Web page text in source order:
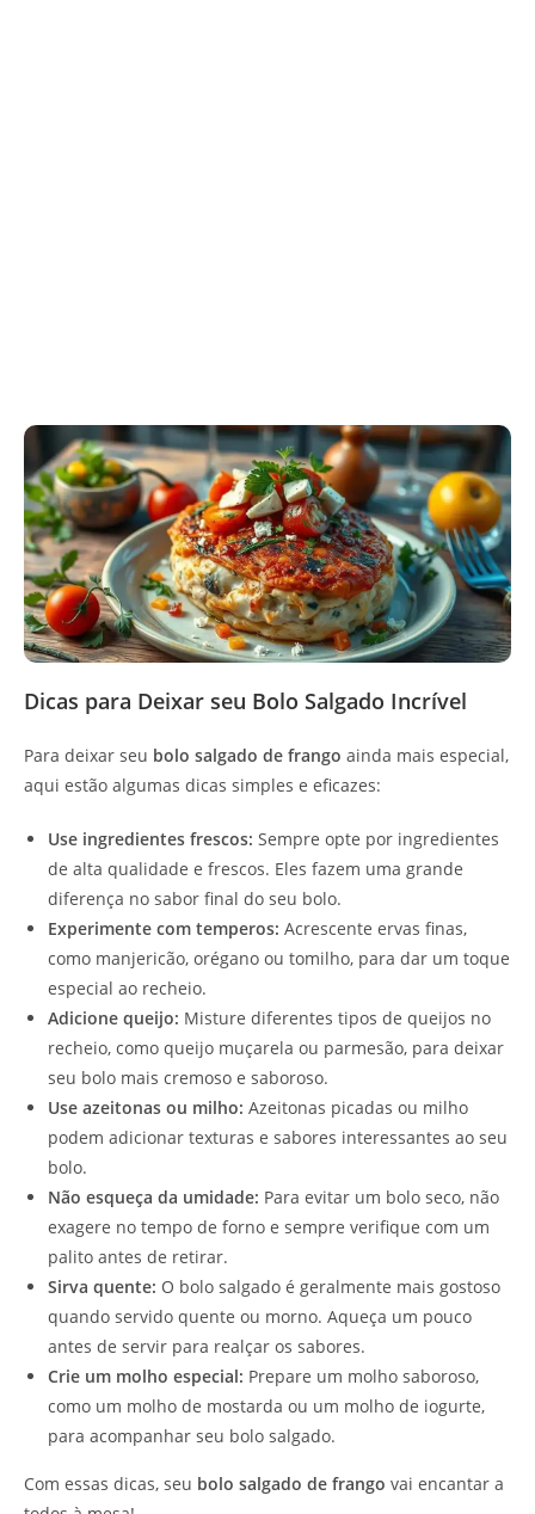
Dicas para Deixar seu Bolo Salgado Incrível
Para deixar seu bolo salgado de frango ainda mais especial,
aqui estão algumas dicas simples e eficazes:
Use ingredientes frescos: Sempre opte por ingredientes
de alta qualidade e frescos. Eles fazem uma grande
diferença no sabor final do seu bolo.
Experimente com temperos: Acrescente ervas finas,
como manjericão, orégano ou tomilho, para dar um toque
especial ao recheio.
Adicione queijo: Misture diferentes tipos de queijos no
recheio, como queijo muçarela ou parmesão, para deixar
seu bolo mais cremoso e saboroso.
Use azeitonas ou milho: Azeitonas picadas ou milho
podem adicionar texturas e sabores interessantes ao seu
bolo.
Não esqueça da umidade: Para evitar um bolo seco, não
exagere no tempo de forno e sempre verifique com um
palito antes de retirar.
Sirva quente: O bolo salgado é geralmente mais gostoso
quando servido quente ou morno. Aqueça um pouco
antes de servir para realçar os sabores.
Crie um molho especial: Prepare um molho saboroso,
como um molho de mostarda ou um molho de iogurte,
para acompanhar seu bolo salgado.
Com essas dicas, seu bolo salgado de frango vai encantar a